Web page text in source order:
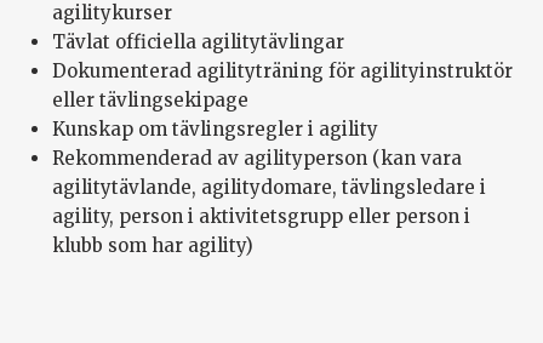
agilitykurser
Tävlat officiella agilitytävlingar
Dokumenterad agilityträning för agilityinstruktör
eller tävlingsekipage
Kunskap om tävlingsregler i agility
Rekommenderad av agilityperson (kan vara
agilitytävlande, agilitydomare, tävlingsledare i
agility, person i aktivitetsgrupp eller person i
klubb som har agility)